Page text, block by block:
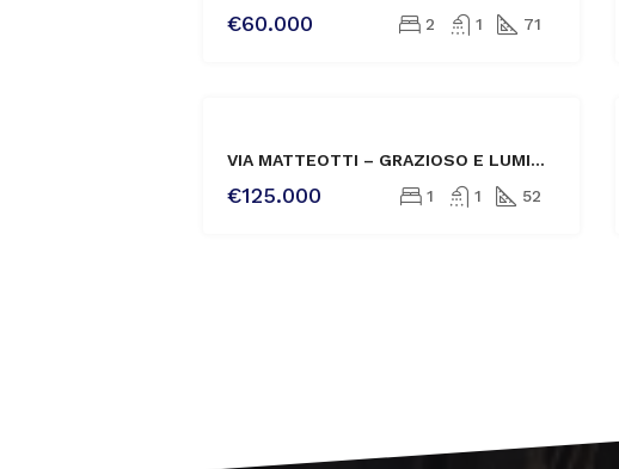
€60.000 2 1 71
VIA MATTEOTTI – GRAZIOSO E LUMINOSO BILOCALE ULTIMO PIANO
€125.000 1 1 52